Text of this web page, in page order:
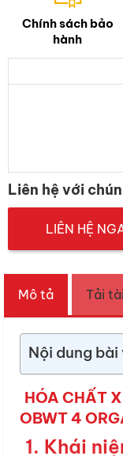
Chính sách bảo
hành
Liên hệ với
LIÊN HỆ
Mô tả Tải
Nội dung
HÓA CHẤT
OBWT 4
1. Khái